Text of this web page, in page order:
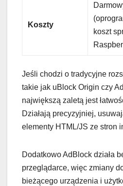
Koszty
koszt
Jeśli chodzi o tradycyjne
takie jak uBlock Origin czy
największą zaletą jest
Działają precyzyjniej,
elementy HTML/JS ze stron
Dodatkowo AdBlock działa
przeglądarce, więc zmiany
bieżącego urządzenia i